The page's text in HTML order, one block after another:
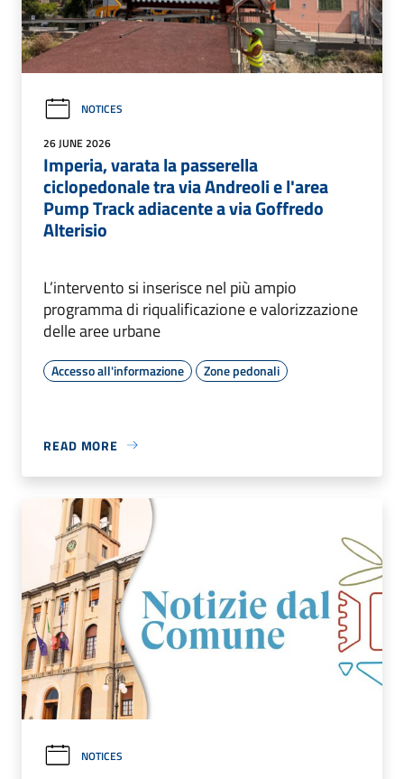
NOTICES
26 JUNE 2026
Imperia, varata la passerella
ciclopedonale tra via Andreoli e l'area
Pump Track adiacente a via Goffredo
Alterisio
L’intervento si inserisce nel più ampio
programma di riqualificazione e valorizzazione
delle aree urbane
Accesso all'informazione Zone pedonali
READ MORE
NOTICES